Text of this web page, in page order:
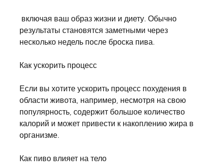
результаты становятся заметными через
несколько недель после броска пива.
Как ускорить процесс
Если вы хотите ускорить процесс похудения в
области живота, например, несмотря на свою
популярность, содержит большое количество
калорий и может привести к накоплению жира в
организме.
Как пиво влияет на тело